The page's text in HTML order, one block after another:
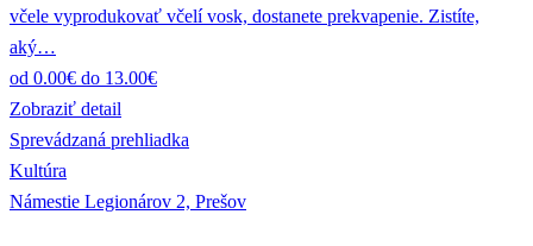
včele vyprodukovať včelí vosk, dostanete prekvapenie. Zistíte,
aký…
od 0.00€ do 13.00€
Zobraziť detail
Sprevádzaná prehliadka
Kultúra
Námestie Legionárov 2, Prešov